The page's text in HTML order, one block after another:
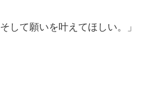
して願いを叶えてほしい。」